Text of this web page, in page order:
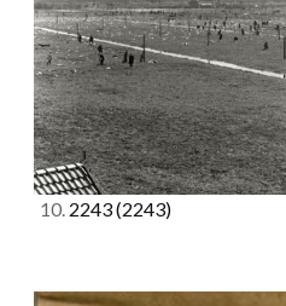
10.2243(2243)